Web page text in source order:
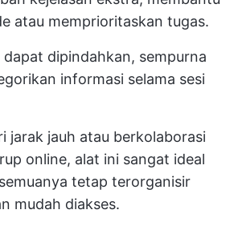
atau memprioritaskan tugas.
dipindahkan, sempurna
informasi selama sesi
jarak jauh atau berkolaborasi
online, alat ini sangat ideal
tetap terorganisir
mudah diakses.